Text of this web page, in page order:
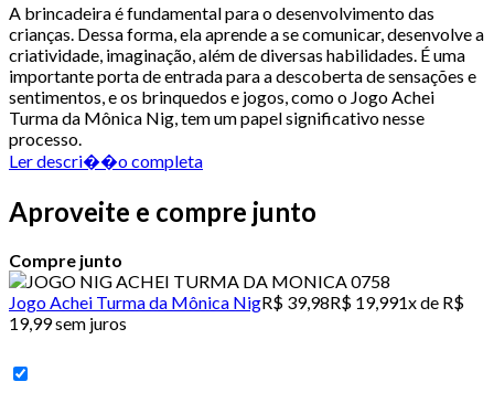
A brincadeira é fundamental para o desenvolvimento das
crianças. Dessa forma, ela aprende a se comunicar, desenvolve a
criatividade, imaginação, além de diversas habilidades. É uma
importante porta de entrada para a descoberta de sensações e
sentimentos, e os brinquedos e jogos, como o Jogo Achei
Turma da Mônica Nig, tem um papel significativo nesse
processo.
Ler descri��o completa
Aproveite e compre junto
Compre junto
Jogo Achei Turma da Mônica NigR$ 39,98R$ 19,991x de R$
19,99 sem juros